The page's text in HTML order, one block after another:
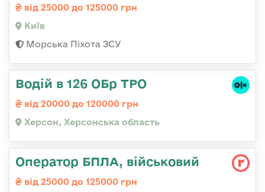
від 25000 до 125000 грн
Київ
Морська Піхота ЗСУ
Водій в 126 ОБр ТРО
від 20000 до 120000 грн
Херсон, Херсонська область
Оператор БПЛА, військовий
від 25000 до 125000 грн